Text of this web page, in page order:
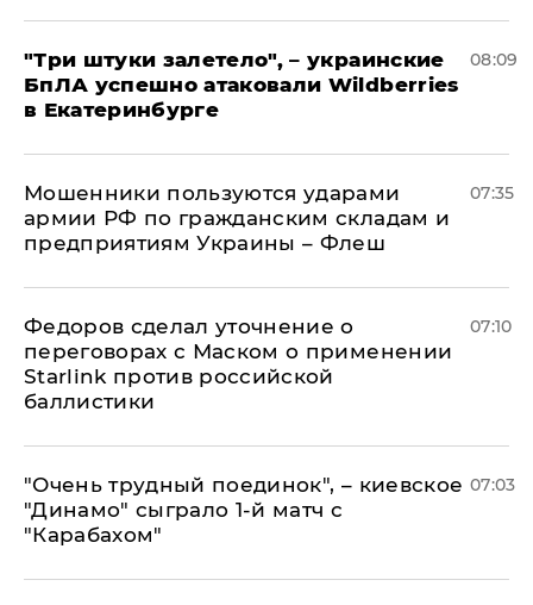
"Три штуки залетело", – украинские
БпЛА успешно атаковали Wildberries
в Екатеринбурге
08:09
Мошенники пользуются ударами
армии РФ по гражданским складам и
предприятиям Украины – Флеш
07:35
Федоров сделал уточнение о
переговорах с Маском о применении
Starlink против российской
баллистики
07:10
"Очень трудный поединок", – киевское
"Динамо" сыграло 1-й матч с
"Карабахом"
07:03